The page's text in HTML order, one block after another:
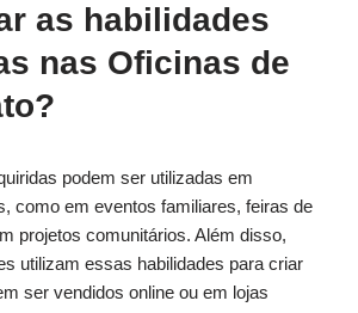
as habilidades
nas Oficinas de
podem ser utilizadas em
como em eventos familiares, feiras de
projetos comunitários. Além disso,
utilizam essas habilidades para criar
ser vendidos online ou em lojas